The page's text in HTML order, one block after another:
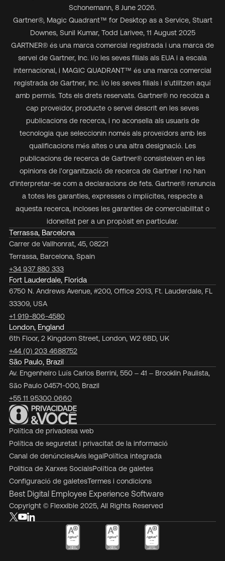
Schonemann, 8 June 2026.
Gartner®, Magic Quadrant™ for Desktop as a Service, Stuart
Downes, Sunil Kumar, Todd Larivee, 11 August 2025
GARTNER® és una marca comercial registrada i una marca de
servei de Gartner, Inc. i/o les seves filials als EUA i a escala
internacional, i MAGIC QUADRANT™ és una marca comercial
registrada de Gartner, Inc. i/o les seves filials i s'utilitzen aquí
amb permís. Tots els drets reservats. Gartner® no recolza a
cap proveïdor, producte o servei descrit en les seves
publicacions de recerca, i no aconsella als usuaris de
tecnologia que seleccionin només als proveïdors amb les
qualificacions més altes o una altra designació. Les
publicacions de recerca de Gartner® consisteixen en les
opinions de l'organització de recerca de Gartner i no han
d'interpretar-se com a declaracions de fets. Gartner® renuncia
a totes les garanties, expresses o implícites, respecte a
aquesta recerca, incloses les garanties de comerciabilitat o
idoneïtat per a un propòsit en particular.
Terrassa, Barcelona
Carrer de Vallhonrat, 45, 08221
Terrassa, Barcelona, Spain
+34 937 880 333
Fort Lauderdale, Florida
6750 N. Andrews Avenue, #200, Office 2013, Ft. Lauderdale, FL
33309, USA
+1 919-806-4580
London, England
6th Floor, 2 Kingdom Street, London, W2 6BD, UK
+44 (0) 203 4688752
São Paulo, Brazil
Av. Engenheiro Luís Carlos Berrini, 550 – 41 – Brooklin Paulista,
São Paulo 04571-000, Brazil
+55 11 95300 0660
Política de privadesa web
Política de seguretat i privacitat de la informació
Canal de denúnciesAvis legalPolítica integrada
Politica de Xarxes SocialsPolítica de galetes
Configuració de galetesTermes i condicions
Best Digital Employee Experience Software
Copyright © Flexxible 2025, All Rights Reserved